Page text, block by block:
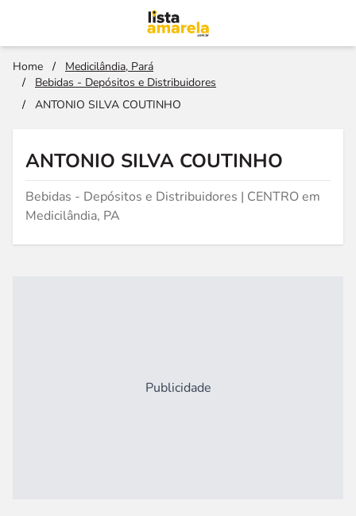
Home /
Medicilândia, Pará
/
Bebidas - Depósitos e Distribuidores
/
ANTONIO SILVA COUTINHO
ANTONIO SILVA COUTINHO
Bebidas - Depósitos e Distribuidores | CENTRO em
Medicilândia, PA
Publicidade